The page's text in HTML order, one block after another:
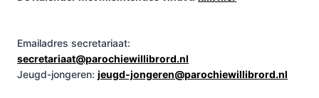
Emailadres secretariaat:
secretariaat@parochiewillibrord.nl
Jeugd-jongeren: jeugd-jongeren@parochiewillibrord.nl